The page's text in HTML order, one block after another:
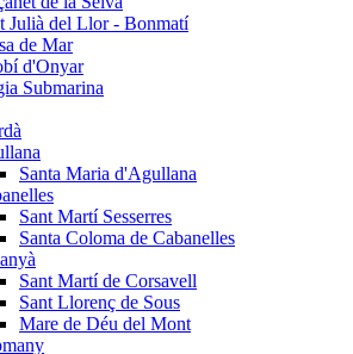
Julià del Llor - Bonmatí
de Mar
d'Onyar
Submarina
Santa Maria d'Agullana
Sant Martí Sesserres
Santa Coloma de Cabanelles
Sant Martí de Corsavell
Sant Llorenç de Sous
Mare de Déu del Mont